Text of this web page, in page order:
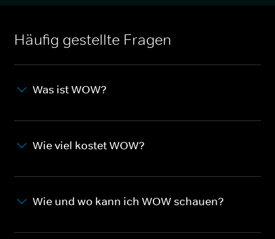
Häufig gestellte Fragen
Was ist WOW?
Wie viel kostet WOW?
Wie und wo kann ich WOW schauen?